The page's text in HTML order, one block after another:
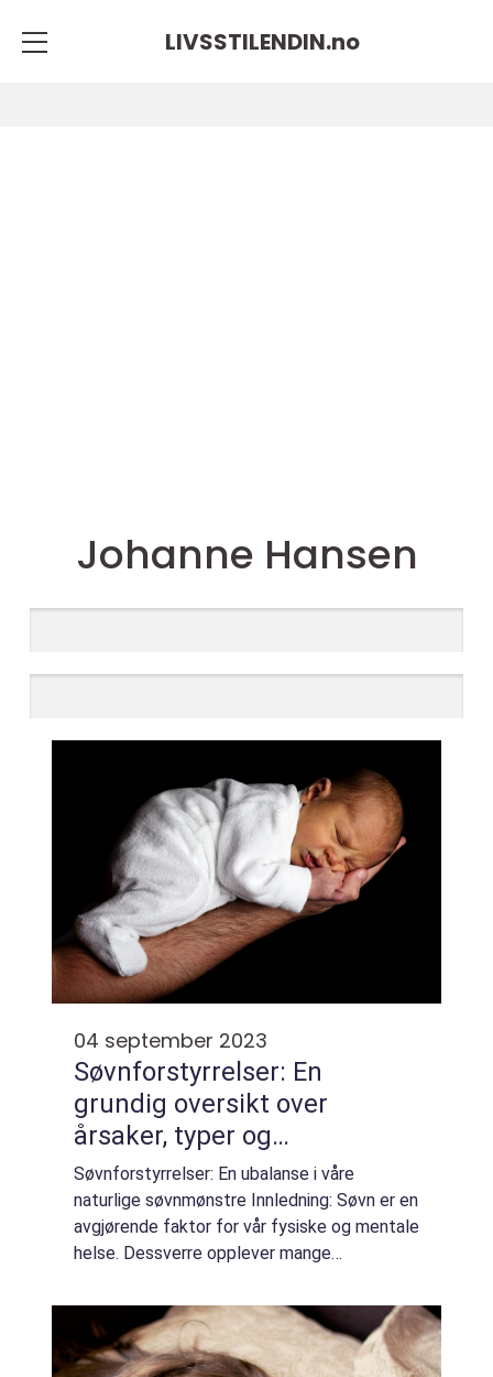
LIVSSTILENDIN.no
Johanne Hansen
04 september 2023
Søvnforstyrrelser: En
grundig oversikt over
årsaker, typer og
behandlinger
Søvnforstyrrelser: En ubalanse i våre
naturlige søvnmønstre Innledning: Søvn er en
avgjørende faktor for vår fysiske og mentale
helse. Dessverre opplever mange
til betydelige konsekvenser for deres
velvære og ...